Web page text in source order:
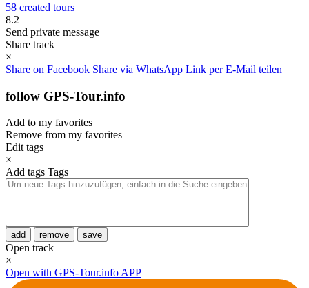
58 created tours
8.2
Send private message
Share track
×
Share on Facebook Share via WhatsApp Link per E-Mail teilen
follow GPS-Tour.info
Add to my favorites
Remove from my favorites
Edit tags
×
Add tags Tags
add remove save
Open track
×
Open with GPS-Tour.info APP